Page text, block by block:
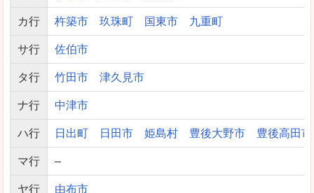
カ行 杵築市 玖珠町 国東市 九重町
サ行 佐伯市
タ行 竹田市 津久見市
ナ行 中津市
ハ行 日出町 日田市 姫島村 豊後大野市 豊後高田市
マ行 –
ヤ行 由布市